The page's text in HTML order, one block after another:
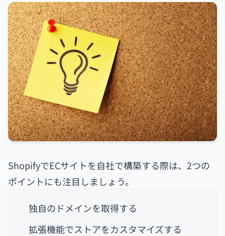
ShopifyでECサイトを自社で構築する際は、2つの
ポイントにも注目しましょう。
独自のドメインを取得する
拡張機能でストアをカスタマイズする